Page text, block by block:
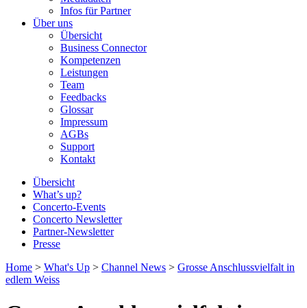
Infos für Partner
Über uns
Übersicht
Business Connector
Kompetenzen
Leistungen
Team
Feedbacks
Glossar
Impressum
AGBs
Support
Kontakt
Übersicht
What’s up?
Concerto-Events
Concerto Newsletter
Partner-Newsletter
Presse
Home > What's Up > Channel News > Grosse Anschlussvielfalt in
edlem Weiss